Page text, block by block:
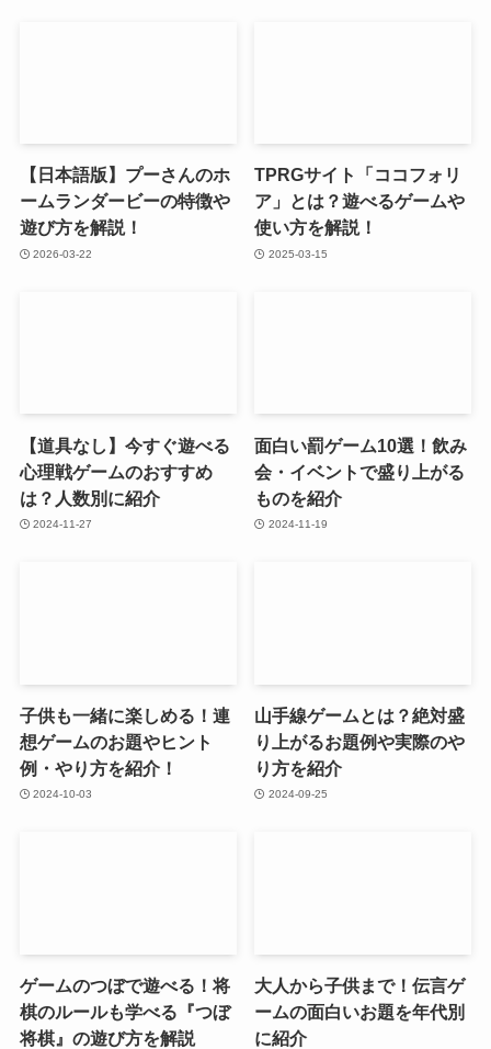
【日本語版】プーさんのホ
ームランダービーの特徴や
遊び方を解説！
2026-03-22
TPRGサイト「ココフォリ
ア」とは？遊べるゲームや
使い方を解説！
2025-03-15
【道具なし】今すぐ遊べる
心理戦ゲームのおすすめ
は？人数別に紹介
2024-11-27
面白い罰ゲーム10選！飲み
会・イベントで盛り上がる
ものを紹介
2024-11-19
子供も一緒に楽しめる！連
想ゲームのお題やヒント
例・やり方を紹介！
2024-10-03
山手線ゲームとは？絶対盛
り上がるお題例や実際のや
り方を紹介
2024-09-25
ゲームのつぼで遊べる！将
棋のルールも学べる『つぼ
将棋』の遊び方を解説
大人から子供まで！伝言ゲ
ームの面白いお題を年代別
に紹介